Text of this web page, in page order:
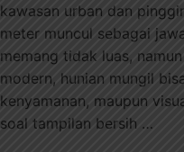
kawasan urban dan
meter muncul sebagai
memang tidak luas,
modern, hunian mungil
kenyamanan, maupun
soal tampilan bersih …